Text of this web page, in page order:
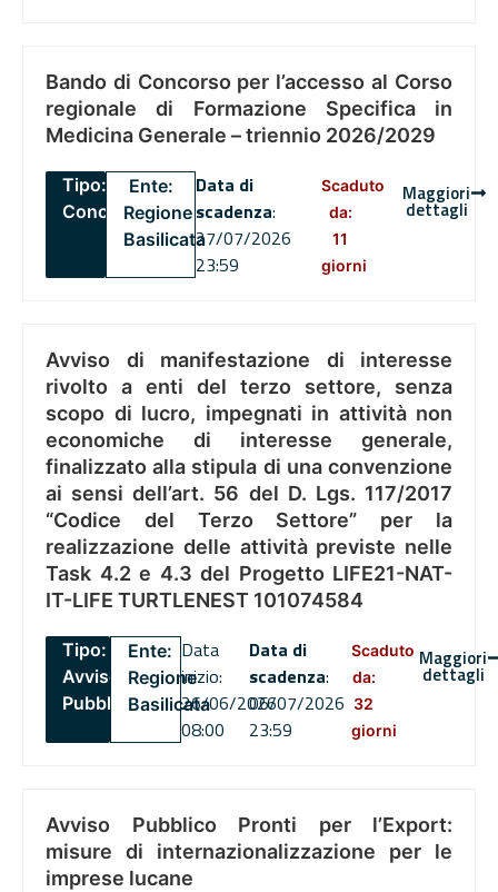
Bando di Concorso per l’accesso al Corso
regionale di Formazione Specifica in
Medicina Generale – triennio 2026/2029
Tipo:
Concorsi
Ente:
Regione
Basilicata
Data di
scadenza:
27/07/2026
23:59
Scaduto
da:
11
giorni
Maggiori
dettagli
Avviso di manifestazione di interesse
rivolto a enti del terzo settore, senza
scopo di lucro, impegnati in attività non
economiche di interesse generale,
finalizzato alla stipula di una convenzione
ai sensi dell’art. 56 del D. Lgs. 117/2017
“Codice del Terzo Settore” per la
realizzazione delle attività previste nelle
Task 4.2 e 4.3 del Progetto LIFE21-NAT-
IT-LIFE TURTLENEST 101074584
Tipo:
Avviso
Pubblico
Ente:
Regione
Basilicata
Data
inizio:
26/06/2026
08:00
Data di
scadenza:
06/07/2026
23:59
Scaduto
da:
32
giorni
Maggiori
dettagli
Avviso Pubblico Pronti per l’Export:
misure di internazionalizzazione per le
imprese lucane